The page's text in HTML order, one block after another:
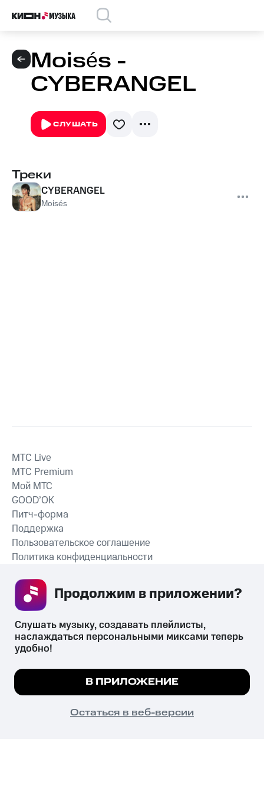
Moisés -
CYBERANGEL
СЛУШАТЬ
Треки
CYBERANGEL
Moisés
СКАЧАТЬ ПРИЛОЖЕНИЕ
MTС Live
MTС Premium
Мой МТС
GOOD’OK
Питч-форма
Поддержка
Пользовательское соглашение
Политика конфиденциальности
психотропных веществ, их аналогов причиняет вред здоровью,
их незаконный оборот запрещён и влечёт установленную
законодательством ответственность.
© 2026 ООО «КИОН».
Все права защищены
Мы используем куки, чтобы на сайте все
Подробнее
ПОНЯТНО
Слушать музыку, создавать плейлисты,
наслаждаться персональными миксами теперь
удобно!
В ПРИЛОЖЕНИЕ
Остаться в веб-версии